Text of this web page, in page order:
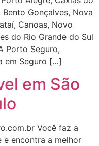
Bento Gonçalves, Nova
Canoas, Novo
do Rio Grande do Sul
Porto Seguro,
em Seguro […]
em São
Você faz a
e encontra a melhor